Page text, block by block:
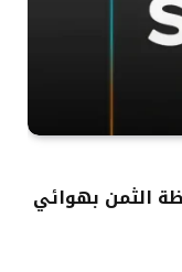
الثمن بهوائي